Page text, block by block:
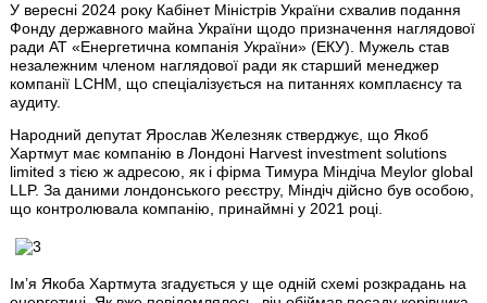
У вересні 2024 року Кабінет Міністрів України схвалив подання
Фонду державного майна України щодо призначення наглядової
ради АТ «Енергетична компанія України» (ЕКУ). Мужель став
незалежним членом наглядової ради як старший менеджер
компанії LCHM, що спеціалізується на питаннях комплаєнсу та
аудиту.
Народний депутат Ярослав Железняк стверджує, що Якоб
Хартмут має компанію в Лондоні Harvest investment solutions
limited з тією ж адресою, як і фірма Тимура Міндіча Meylor global
LLP. За даними лондонського реєстру, Міндіч дійсно був особою,
що контролювала компанію, принаймні у 2021 році.
Ім’я Якоба Хартмута згадується у ще одній схемі розкрадань на